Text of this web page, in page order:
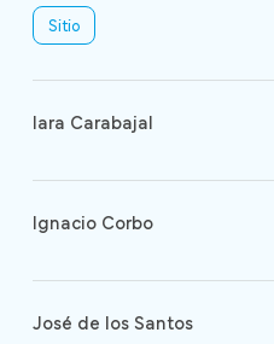
Sitio
Iara Carabajal
Ignacio Corbo
José de los Santos